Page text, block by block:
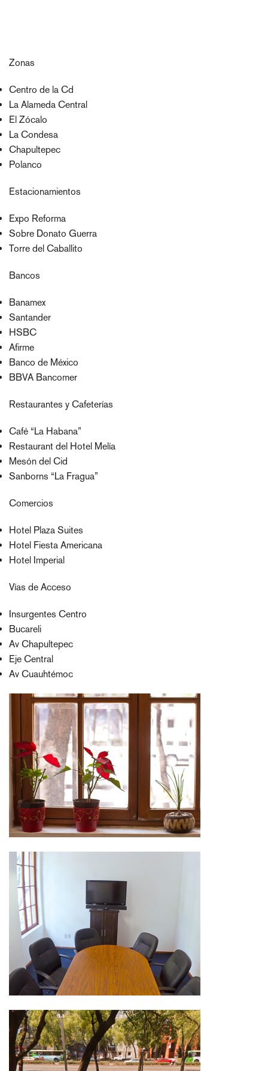
Zonas
Centro de la Cd
La Alameda Central
El Zócalo
La Condesa
Chapultepec
Polanco
Estacionamientos
Expo Reforma
Sobre Donato Guerra
Torre del Caballito
Bancos
Banamex
Santander
HSBC
Afirme
Banco de México
BBVA Bancomer
Restaurantes y Cafeterías
Café “La Habana”
Restaurant del Hotel Melía
Mesón del Cid
Sanborns “La Fragua”
Comercios
Hotel Plaza Suites
Hotel Fiesta Americana
Hotel Imperial
Vías de Acceso
Insurgentes Centro
Bucareli
Av Chapultepec
Eje Central
Av Cuauhtémoc